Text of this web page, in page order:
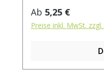
kochendem
max.10 min.
Regulärer Preis:
Ab 5,25 €
Preise inkl. MwSt.